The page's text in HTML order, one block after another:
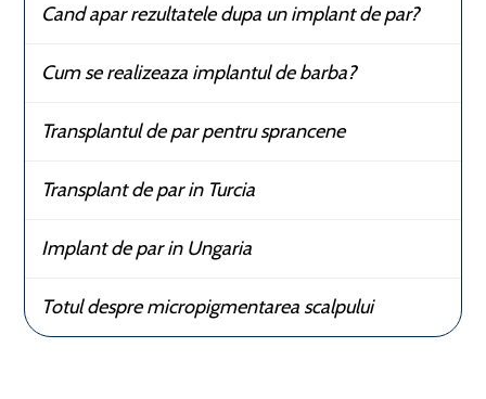
Cand apar rezultatele dupa un implant de par?
Cum se realizeaza implantul de barba?
Transplantul de par pentru sprancene
Transplant de par in Turcia
Implant de par in Ungaria
Totul despre micropigmentarea scalpului